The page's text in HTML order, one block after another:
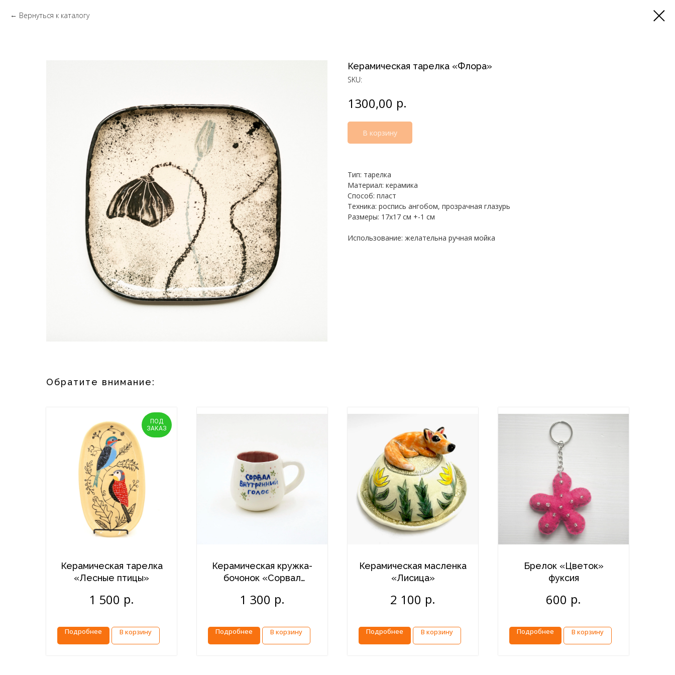
Вернуться к каталогу
Керамическая тарелка «Флора»
SKU:
1300,00 р.
В корзину
Тип: тарелка
Материал: керамика
Способ: пласт
Техника: роспись ангобом, прозрачная глазурь
Размеры: 17х17 см +-1 см
Использование: желательна ручная мойка
Обратите внимание:
ПОД
ЗАКАЗ
Керамическая тарелка
«Лесные птицы»
1 500 р.
Подробнее В корзину
Керамическая кружка-
бочонок «Сорвал
1 300 р.
Подробнее В корзину
Керамическая масленка
«Лисица»
2 100 р.
Подробнее В корзину
Брелок «Цветок»
фуксия
600 р.
Подробнее В корзину